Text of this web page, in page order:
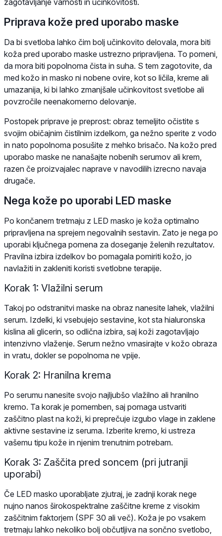
zagotavljanje varnosti in učinkovitosti.
Priprava kože pred uporabo maske
Da bi svetloba lahko čim bolj učinkovito delovala, mora biti
koža pred uporabo maske ustrezno pripravljena. To pomeni,
da mora biti popolnoma čista in suha. S tem zagotovite, da
med kožo in masko ni nobene ovire, kot so ličila, kreme ali
umazanija, ki bi lahko zmanjšale učinkovitost svetlobe ali
povzročile neenakomerno delovanje.
Postopek priprave je preprost: obraz temeljito očistite s
svojim običajnim čistilnim izdelkom, ga nežno sperite z vodo
in nato popolnoma posušite z mehko brisačo. Na kožo pred
uporabo maske ne nanašajte nobenih serumov ali krem,
razen če proizvajalec naprave v navodilih izrecno navaja
drugače.
Nega kože po uporabi LED maske
Po končanem tretmaju z LED masko je koža optimalno
pripravljena na sprejem negovalnih sestavin. Zato je nega po
uporabi ključnega pomena za doseganje želenih rezultatov.
Pravilna izbira izdelkov bo pomagala pomiriti kožo, jo
navlažiti in zakleniti koristi svetlobne terapije.
Korak 1: Vlažilni serum
Takoj po odstranitvi maske na obraz nanesite lahek, vlažilni
serum. Izdelki, ki vsebujejo sestavine, kot sta hialuronska
kislina ali glicerin, so odlična izbira, saj koži zagotavljajo
intenzivno vlaženje. Serum nežno vmasirajte v kožo obraza
in vratu, dokler se popolnoma ne vpije.
Korak 2: Hranilna krema
Po serumu nanesite svojo najljubšo vlažilno ali hranilno
kremo. Ta korak je pomemben, saj pomaga ustvariti
zaščitno plast na koži, ki preprečuje izgubo vlage in zaklene
aktivne sestavine iz seruma. Izberite kremo, ki ustreza
vašemu tipu kože in njenim trenutnim potrebam.
Korak 3: Zaščita pred soncem (pri jutranji
uporabi)
Če LED masko uporabljate zjutraj, je zadnji korak nege
nujno nanos širokospektralne zaščitne kreme z visokim
zaščitnim faktorjem (SPF 30 ali več). Koža je po vsakem
tretmaju lahko nekoliko bolj občutljiva na sončno svetlobo,